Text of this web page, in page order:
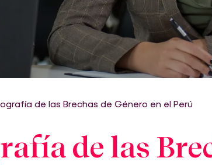
de las Brechas de Género en el Perú
de las